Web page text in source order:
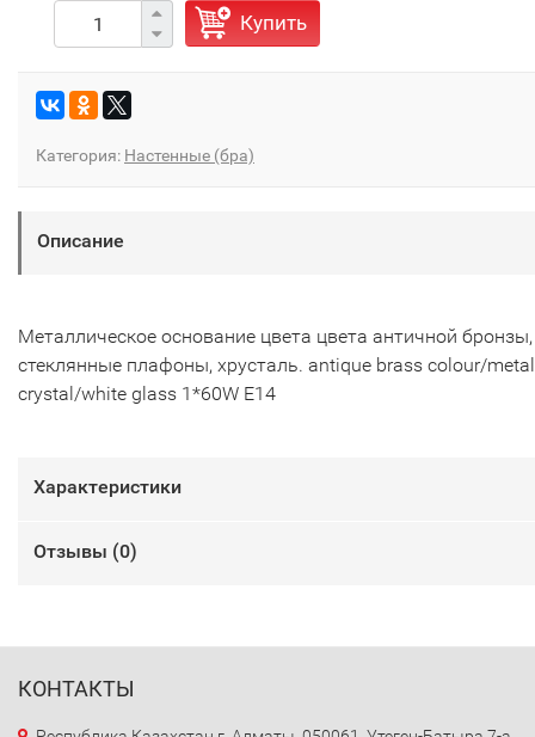
Купить
Категория: Настенные (бра)
Описание
Металлическое основание цвета цвета античной бронзы,
стеклянные плафоны, хрусталь. antique brass colour/metal
crystal/white glass 1*60W E14
Характеристики
Отзывы (0)
КОНТАКТЫ